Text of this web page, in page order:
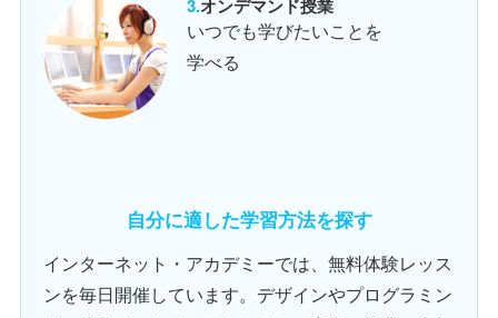
オンデマンド授業
いつでも学びたいことを
学べる
自分に適した学習方法を探す
インターネット・アカデミーでは、無料体験レッス
ンを毎日開催しています。デザインやプログラミン